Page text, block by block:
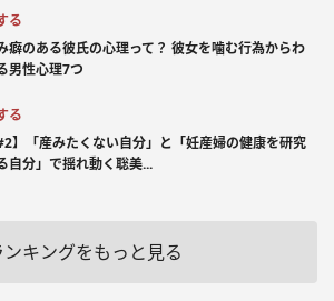
る
癖のある彼氏の心理って？ 彼女を噛む行為からわ
男性心理7つ
る
#2】「産みたくない自分」と「妊産婦の健康を研究
自分」で揺れ動く聡美...
ンキングをもっと見る